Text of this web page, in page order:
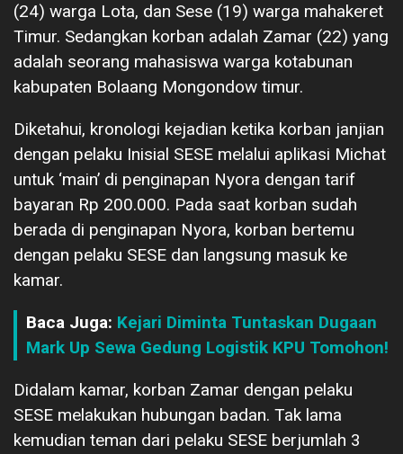
(24) warga Lota, dan Sese (19) warga mahakeret
Timur. Sedangkan korban adalah Zamar (22) yang
adalah seorang mahasiswa warga kotabunan
kabupaten Bolaang Mongondow timur.
Diketahui, kronologi kejadian ketika korban janjian
dengan pelaku Inisial SESE melalui aplikasi Michat
untuk ‘main’ di penginapan Nyora dengan tarif
bayaran Rp 200.000. Pada saat korban sudah
berada di penginapan Nyora, korban bertemu
dengan pelaku SESE dan langsung masuk ke
kamar.
Baca Juga: Kejari Diminta Tuntaskan Dugaan
Mark Up Sewa Gedung Logistik KPU Tomohon!
Didalam kamar, korban Zamar dengan pelaku
SESE melakukan hubungan badan. Tak lama
kemudian teman dari pelaku SESE berjumlah 3